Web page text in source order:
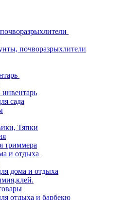
почворазрыхлители
сада
Тяпки
триммера
и отдыха
дома и отдыха
отдыха и барбекю